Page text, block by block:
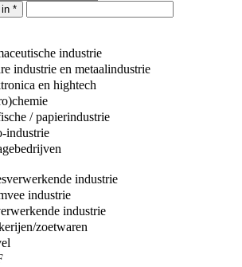
in *
industrie
industrie en metaalindustrie
en hightech
/ papierindustrie
industrie
industrie
industrie
industrie
zoetwaren